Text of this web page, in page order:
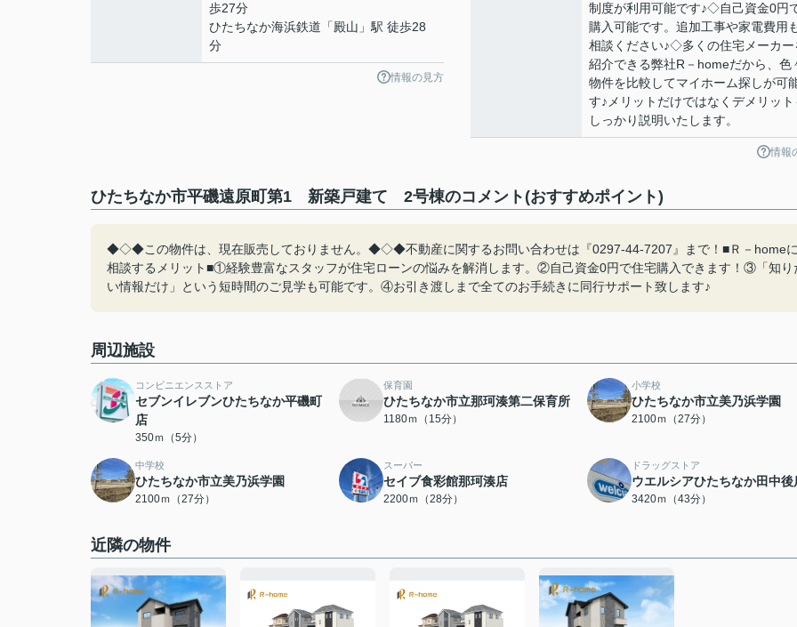
歩27分
ひたちなか海浜鉄道 「殿山 」駅 徒歩28
分
情報の見方
制度が利用可能です♪◇自己資金0円
購入可能です。追加工事や家電費用
相談ください♪◇多くの住宅メーカー
紹介できる弊社R－homeだから、色
物件を比較してマイホーム探しが可
す♪メリットだけではなくデメリット
しっかり説明いたします。
情報
ひたちなか市平磯遠原町第1 新築戸建て 2号棟のコメント(おすすめポイント)
◆◇◆この物件は、現在販売しておりません。◆◇◆不動産に関するお問い合わせは『0297-44-7207』まで！■Ｒ－home
相談するメリット■①経験豊富なスタッフが住宅ローンの悩みを解消します。②自己資金0円で住宅購入できます！③「知り
い情報だけ」という短時間のご見学も可能です。④お引き渡しまで全てのお手続きに同行サポート致します♪
周辺施設
コンビニエンスストア
セブンイレブンひたちなか平磯町
店
350ｍ（5分）
保育園
ひたちなか市立那珂湊第二保育所
1180ｍ（15分）
小学校
ひたちなか市立美乃浜学園
2100ｍ（27分）
中学校
ひたちなか市立美乃浜学園
2100ｍ（27分）
スーパー
セイブ食彩館那珂湊店
2200ｍ（28分）
ドラッグストア
ウエルシアひたちなか田中後
3420ｍ（43分）
近隣の物件